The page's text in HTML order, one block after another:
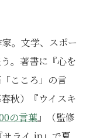
。文学、スポー
。著書に『心を
こころ」の言
秋）『ウイスキ
の言葉』（監修